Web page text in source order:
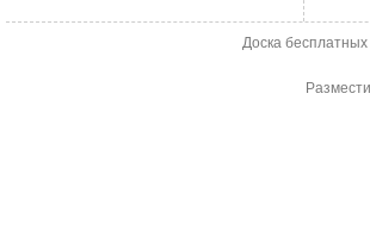
Доска